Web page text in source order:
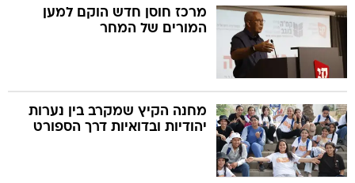
מרכז חוסן חדש הוקם למען
המורים של המחר
מחנה הקיץ שמקרב בין נערות
יהודיות ובדואיות דרך הספורט